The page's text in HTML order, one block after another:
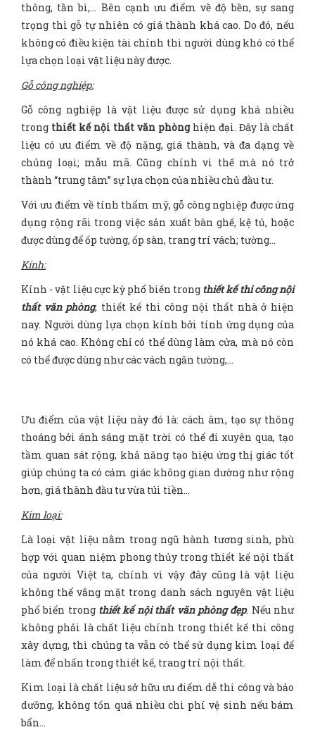
thông, tần bì,… Bên cạnh ưu điểm về độ bền, sự sang
trọng thì gỗ tự nhiên có giá thành khá cao. Do đó, nếu
không có điều kiện tài chính thì người dùng khó có thể
lựa chọn loại vật liệu này được.
Gỗ công nghiệp:
Gỗ công nghiệp là vật liệu được sử dụng khá nhiều
trong thiết kế nội thất văn phònghiện đại. Đây là chất
liệu có ưu điểm về độ nặng, giá thành, và đa dạng về
chủng loại; mẫu mã. Cũng chính vì thế mà nó trở
thành “trung tâm” sự lựa chọn của nhiều chủ đầu tư.
Với ưu điểm về tính thẩm mỹ, gỗ công nghiệp được ứng
dụng rộng rãi trong việc sản xuất bàn ghế, kệ tủ, hoặc
được dùng để ốp tường, ốp sàn, trang trí vách; tường…
Kính:
Kính - vật liệu cực kỳ phổ biến trong thiết kế thi công nội
thất văn phòng, thiết kế thi công nội thất nhà ở hiện
nay. Người dùng lựa chọn kính bởi tính ứng dụng của
nó khá cao. Không chỉ có thể dùng làm cửa, mà nó còn
có thể được dùng như các vách ngăn tường,…
Ưu điểm của vật liệu này đó là: cách âm, tạo sự thông
thoáng bởi ánh sáng mặt trời có thể đi xuyên qua, tạo
tầm quan sát rộng, khả năng tạo hiệu ứng thị giác tốt
giúp chúng ta có cảm giác không gian dường như rộng
hơn, giá thành đầu tư vừa túi tiền…
Kim loại:
Là loại vật liệu nằm trong ngũ hành tương sinh, phù
hợp với quan niệm phong thủy trong thiết kế nội thất
của người Việt ta, chính vì vậy đây cũng là vật liệu
không thể vắng mặt trong danh sách nguyên vật liệu
phổ biến trong thiết kế nội thất văn phòng đẹp. Nếu như
không phải là chất liệu chính trong thiết kế thi công
xây dựng, thì chúng ta vẫn có thể sử dụng kim loại để
làm để nhấn trong thiết kế, trang trí nội thất.
Kim loại là chất liệu sở hữu ưu điểm dễ thi công và bảo
dưỡng, không tốn quá nhiều chi phí vệ sinh nếu bám
bẩn…